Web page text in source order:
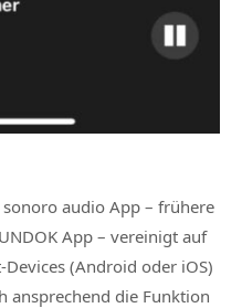
audio App – frühere
App – vereinigt auf
(Android oder iOS)
ansprechend die Funktion